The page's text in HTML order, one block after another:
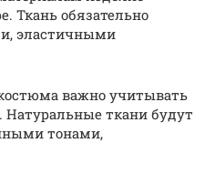
Ткань обязательно
эластичными
важно учитывать
Натуральные ткани будут
тонами,